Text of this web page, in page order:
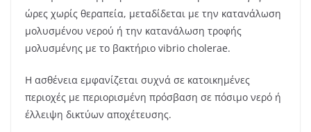
ώρες χωρίς θεραπεία, μεταδίδεται με την κατανάλωση
μολυσμένου νερού ή την κατανάλωση τροφής
μολυσμένης με το βακτήριο vibrio cholerae.
Η ασθένεια εμφανίζεται συχνά σε κατοικημένες
περιοχές με περιορισμένη πρόσβαση σε πόσιμο νερό ή
έλλειψη δικτύων αποχέτευσης.